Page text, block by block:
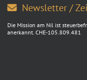
Newsletter /
Die Mission am Nil ist
anerkannt. CHE-105.809.481